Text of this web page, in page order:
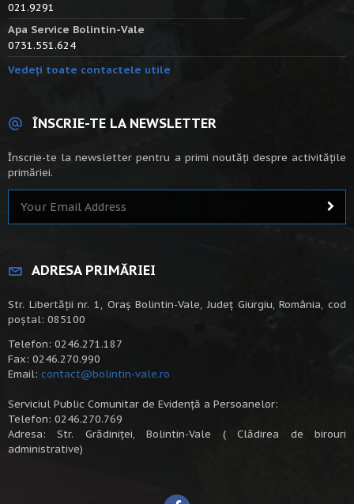
021.9291
Apa Service Bolintin-Vale
0731.551.624
Vedeți toate contactele utile
ÎNSCRIE-TE LA NEWSLETTER
Înscrie-te la newsletter pentru a primi noutăți despre activitățile
primăriei.
ADRESA PRIMĂRIEI
Str. Libertății nr. 1, Oraș Bolintin-Vale, Județ Giurgiu, România, cod
poștal: 085100
Telefon: 0246.271.187
Fax: 0246.270.990
Email: contact@bolintin-vale.ro
Serviciul Public Comunitar de Evidență a Persoanelor:
Telefon: 0246.270.769
Adresa: Str. Grădiniței, Bolintin-Vale ( Clădirea de birouri
administrative)